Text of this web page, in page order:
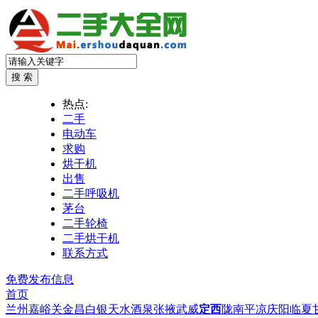
热点:
二手
电动车
求购
烘干机
出售
二手呼吸机
茅台
二手轮椅
二手烘干机
联系方式
免费发布信息
首页
兰州嘉峪关金昌白银天水酒泉张掖武威定西陇南平凉庆阳临夏